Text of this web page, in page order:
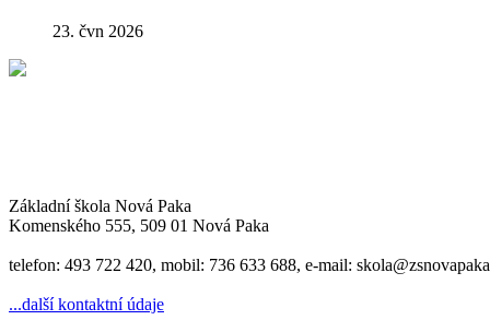
23. čvn 2026
Základní škola Nová Paka
Komenského 555, 509 01 Nová Paka
telefon: 493 722 420, mobil: 736 633 688, e-mail:
...další kontaktní údaje